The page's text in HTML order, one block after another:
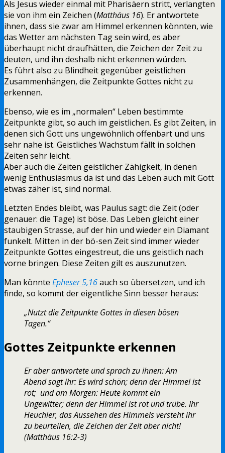
Als Jesus wieder einmal mit Pharisäern stritt, verlangten
sie von ihm ein Zeichen (Matthäus 16). Er antwortete
ihnen, dass sie zwar am Himmel erkennen könnten, wie
das Wetter am nächsten Tag sein wird, es aber
überhaupt nicht draufhätten, die Zeichen der Zeit zu
deuten, und ihn deshalb nicht erkennen würden.
Es führt also zu Blindheit gegenüber geistlichen
Zusammenhängen, die Zeitpunkte Gottes nicht zu
erkennen.
Ebenso, wie es im „normalen“ Leben bestimmte
Zeitpunkte gibt, so auch im geistlichen. Es gibt Zeiten, in
denen sich Gott uns ungewöhnlich offenbart und uns
sehr nahe ist. Geistliches Wachstum fällt in solchen
Zeiten sehr leicht.
Aber auch die Zeiten geistlicher Zähigkeit, in denen
wenig Enthusiasmus da ist und das Leben auch mit Gott
etwas zäher ist, sind normal.
Letzten Endes bleibt, was Paulus sagt: die Zeit (oder
genauer: die Tage) ist böse. Das Leben gleicht einer
staubigen Strasse, auf der hin und wieder ein Diamant
funkelt. Mitten in der bö-sen Zeit sind immer wieder
Zeitpunkte Gottes eingestreut, die uns geistlich nach
vorne bringen. Diese Zeiten gilt es auszunutzen.
Man könnte Epheser 5,16auch so übersetzen, und ich
finde, so kommt der eigentliche Sinn besser heraus:
„Nutzt die Zeitpunkte Gottes in diesen bösen
Tagen.“
Gottes Zeitpunkte erkennen
Er aber antwortete und sprach zu ihnen: Am
Abend sagt ihr: Es wird schön; denn der Himmel ist
rot; und am Morgen: Heute kommt ein
Ungewitter; denn der Himmel ist rot und trübe. Ihr
Heuchler, das Aussehen des Himmels versteht ihr
zu beurteilen, die Zeichen der Zeit aber nicht!
(Matthäus 16:2-3)